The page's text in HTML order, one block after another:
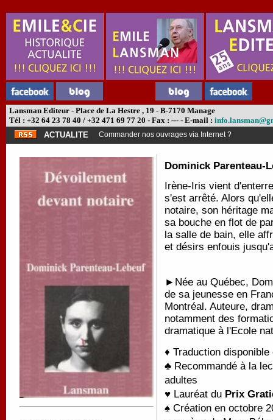
Lansman Editeur - Place de La Hestre , 19 - B-7170 Manage
Tél : +32 64 23 78 40 / +32 471 69 77 20 - Fax : --- - E-mail :
ACTUALITE
Commander nos ouvrages via Internet ?
Dominick Parenteau-
Irène-Iris vient
s'est arrêté. Alors
notaire, son héritage
sa bouche en flot de
la salle de bain, elle
et désirs enfouis
►Née au Québec,
de sa jeunesse en
Montréal. Auteure,
notamment des
dramatique à l'Ecole
♦ Traduction
♣ Recommandé à la
adultes
♥ Lauréat du Prix
♠ Création en octobre